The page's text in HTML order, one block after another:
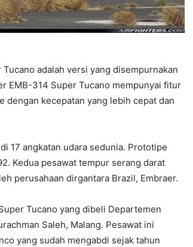
adalah versi yang disempurnakan
EMB-314 Super Tucano mempunyai fitur
dengan kecepatan yang lebih cepat dan
17 angkatan udara sedunia. Prototipe
Kedua pesawat tempur serang darat
perusahaan dirgantara Brazil, Embraer.
Tucano yang dibeli Departemen
Saleh, Malang. Pesawat ini
yang sudah mengabdi sejak tahun